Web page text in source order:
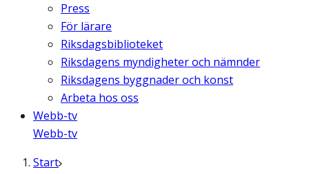
Press
För lärare
Riksdagsbiblioteket
Riksdagens myndigheter och nämnder
Riksdagens byggnader och konst
Arbeta hos oss
Webb-tv
Webb-tv
Start